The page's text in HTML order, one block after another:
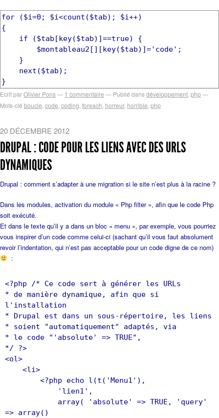
for ($i=0; $i<count($tab); $i++)
{
if ($tab[key($tab)]==true) {
$montableau2[][key($tab)]='code';
}
next($tab);
}
Ecrit parOlivier Pons 1 commentaire Publié dansdéveloppement php
Mots-clé boucle code coding foreach horreur, horrible php
20 DÉCEMBRE 2012
DRUPAL : CODE POUR LES LIENS AVEC DES URLS
DYNAMIQUES
Drupal : comment s’adapter à une migration si le site n’est plus à la racine ?
Dans les modules, activation du module « Php filter », afin que le code Php
soit exécuté.
Et dans le texte qu’il y a dans un bloc « menu », par exemple, vous pourriez
vous inspirer d’un code comme celui-ci (sachant qu’il vous faut absolument
revoir l’indentation, qui n’est pas acceptable pour un code digne de ce nom)
:
<?php /* Ce code sert à générer les URLs
* de manière dynamique, afin que si
l'installation
* Drupal est dans un sous-répertoire, les liens
* soient "automatiquement" adaptés, via
* le code "'absolute' => TRUE",
*/ ?>
<ol>
<li>
<?php echo l(t('Menu1'),
'lien1',
array( 'absolute' => TRUE, 'query'
=> array()